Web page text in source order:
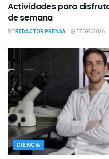
Actividades para
de semana
DEREDACTOR PRENSA 07/08/2026
CIENCIA